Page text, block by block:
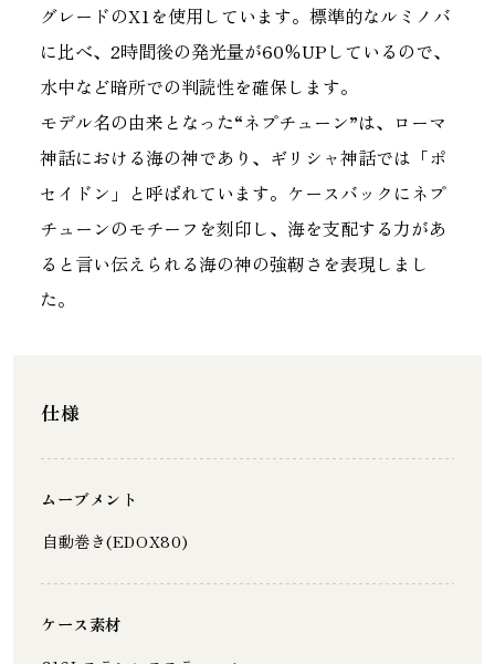
グレードのX1を使用しています。標準的なルミノバ
に比べ、2時間後の発光量が60％UPしているので、
水中など暗所での判読性を確保します。
モデル名の由来となった“ネプチューン”は、ローマ
神話における海の神であり、ギリシャ神話では「ポ
セイドン」と呼ばれています。ケースバックにネプ
チューンのモチーフを刻印し、海を支配する力があ
ると言い伝えられる海の神の強靭さを表現しまし
た。
仕様
ムーブメント
自動巻き(EDOX80)
ケース素材